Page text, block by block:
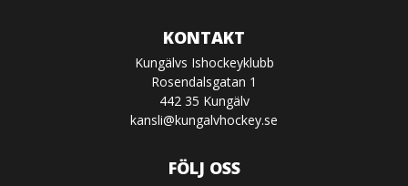
KONTAKT
Kungälvs Ishockeyklubb
Rosendalsgatan 1
442 35 Kungälv
kansli@kungalvhockey.se
FÖLJ OSS